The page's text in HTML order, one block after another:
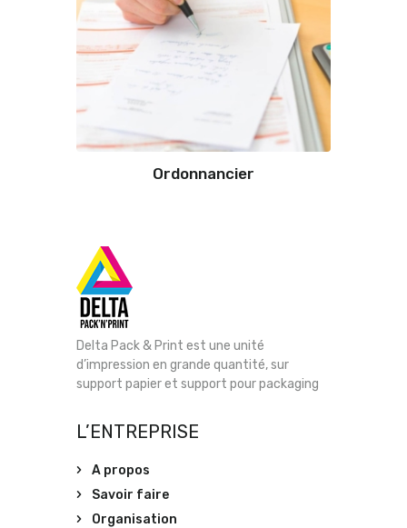
Ordonnancier
Delta Pack & Print est une unité
d’impression en grande quantité, sur
support papier et support pour packaging
L’ENTREPRISE
A propos
Savoir faire
Organisation